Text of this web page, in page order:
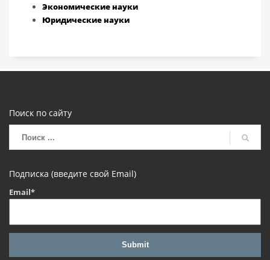
Экономические науки
Юридические науки
Поиск по сайту
Подписка (введите свой Email)
Email*